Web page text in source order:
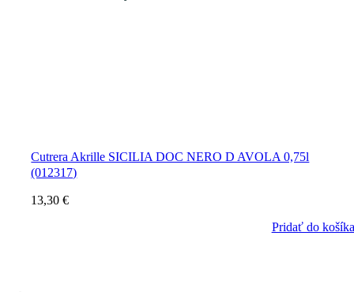
Cutrera Akrille SICILIA DOC NERO D AVOLA 0,75l
(012317)
13,30€
Pridať do košíka